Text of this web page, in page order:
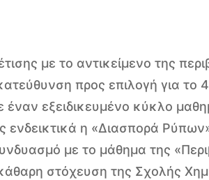
με το αντικείμενο της
προς επιλογή για το 4
έναν εξειδικευμένο κύκλο
η «Διασπορά
με το μάθημα της
στόχευση της Σχολής